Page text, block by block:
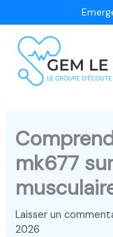
au
contenu
mk677
Laisser un
2026